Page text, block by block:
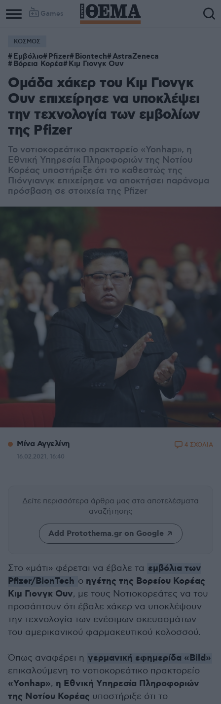
Games
ΚΟΣΜΟΣ
Εμβόλιο Pfizer Biontech AstraZeneca
Βόρεια Κορέα Κιμ Γιονγκ Ουν
Ομάδα χάκερ του Κιμ Γιονγκ
Ουν επιχείρησε να υποκλέψει
την τεχνολογία των εμβολίων
της Pfizer
Το νοτιοκορεάτικο πρακτορείο «Yonhap», η
Εθνική Υπηρεσία Πληροφοριών της Νοτίου
Κορέας υποστήριξε ότι το καθεστώς της
Πιόνγιανγκ επιχείρησε να αποκτήσει παράνομα
πρόσβαση σε στοιχεία της Pfizer
Μίνα Αγγελίνη
16.02.2021, 16:40
4 ΣΧΟΛΙΑ
Δείτε περισσότερα άρθρα μας στα αποτελέσματα
αναζήτησης
Add Protothema.gr on Google
Στο «μάτι» φέρεται να έβαλε τα εμβόλια των
Pfizer/BionTech o ηγέτης της Βορείου Κορέας
Κιμ Γιονγκ Ουν, με τους Νοτιοκορεάτες να του
προσάπτουν ότι έβαλε χάκερ να υποκλέψουν
την τεχνολογία των ενέσιμων σκευασμάτων
του αμερικανικού φαρμακευτικού κολοσσού.
Όπως αναφέρει η γερμανική εφημερίδα «Bild»
επικαλούμενη το νοτιοκορεάτικο πρακτορείο
«Yonhap», η Εθνική Υπηρεσία Πληροφοριών
της Νοτίου Κορέας υποστήριξε ότι το